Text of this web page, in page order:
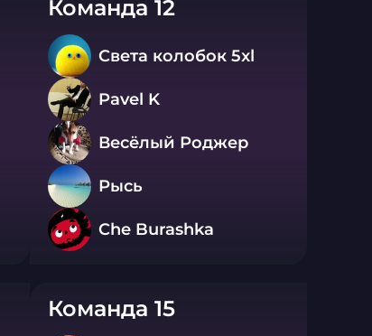
Команда 12
Света колобок 5xl
Pavel K
Весёлый Роджер
Рысь
Che Burashka
Команда 15